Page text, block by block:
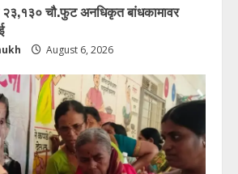
२३,१३० चौ.फुट अनधिकृत बांधकामावर
August 6, 2026